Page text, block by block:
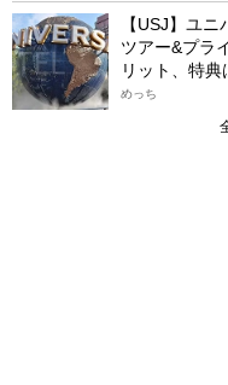
【USJ】ユ
ツアー&プラ
リット、特典
めっち